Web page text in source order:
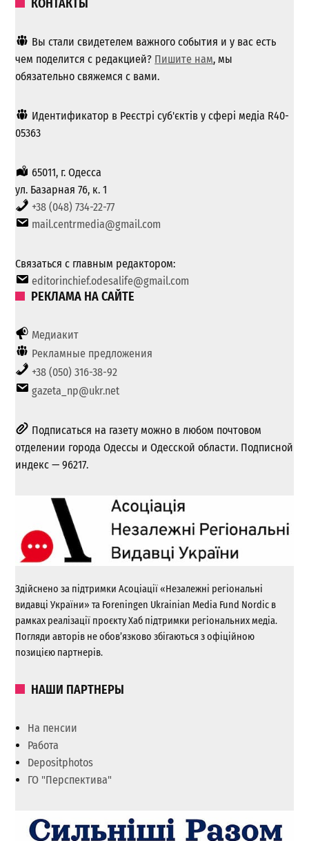
КОНТАКТЫ
Вы стали свидетелем важного события и у вас есть
чем поделится с редакцией? Пишите нам, мы
обязательно свяжемся с вами.
Идентификатор в Реєстрі суб'єктів у сфері медіа R40-
05363
65011, г. Одесса
ул. Базарная 76, к. 1
+38 (048) 734-22-77
mail.centrmedia@gmail.com
Связаться с главным редактором:
editorinchief.odesalife@gmail.com
РЕКЛАМА НА САЙТЕ
Медиакит
Рекламные предложения
+38 (050) 316-38-92
gazeta_np@ukr.net
Подписаться на газету можно в любом почтовом
отделении города Одессы и Одесской области. Подписной
индекс — 96217.
Здійснено за підтримки Асоціації «Незалежні регіональні
видавці України» та Foreningen Ukrainian Media Fund Nordic в
рамках реалізації проєкту Хаб підтримки регіональних медіа.
Погляди авторів не обов’язково збігаються з офіційною
позицією партнерів.
НАШИ ПАРТНЕРЫ
На пенсии
Работа
Depositphotos
ГО "Перспектива"